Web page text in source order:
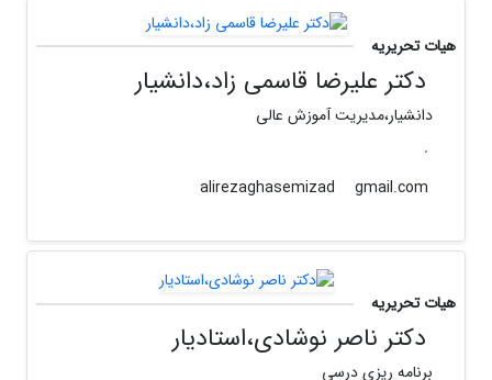
هیات تحریریه
دکتر علیرضا قاسمی زاد،دانشیار
دانشیار،مدیریت آموزش عالی
.
gmail.com
هیات تحریریه
دکتر ناصر نوشادی،استادیار
برنامه ریزی درسی